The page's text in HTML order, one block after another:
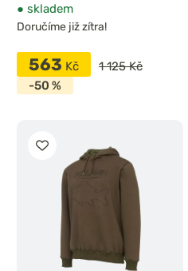
● skladem
Doručíme již zítra!
563 Kč
1 125 Kč
-50 %